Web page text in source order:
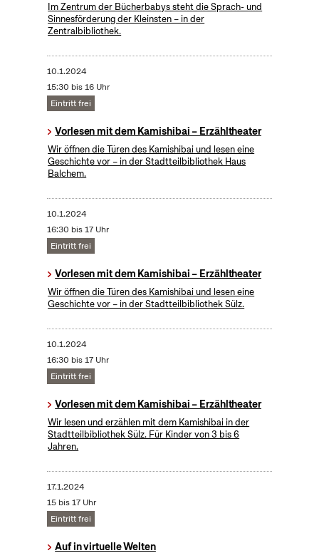
Im Zentrum der Bücherbabys steht die Sprach- und
Sinnesförderung der Kleinsten – in der
Zentralbibliothek.
10.1.2024
15:30 bis 16 Uhr
Eintritt frei
Vorlesen mit dem Kamishibai – Erzähltheater
Wir öffnen die Türen des Kamishibai und lesen eine
Geschichte vor – in der Stadtteilbibliothek Haus
Balchem.
10.1.2024
16:30 bis 17 Uhr
Eintritt frei
Vorlesen mit dem Kamishibai – Erzähltheater
Wir öffnen die Türen des Kamishibai und lesen eine
Geschichte vor – in der Stadtteilbibliothek Sülz.
10.1.2024
16:30 bis 17 Uhr
Eintritt frei
Vorlesen mit dem Kamishibai – Erzähltheater
Wir lesen und erzählen mit dem Kamishibai in der
Stadtteilbibliothek Sülz. Für Kinder von 3 bis 6
Jahren.
17.1.2024
15 bis 17 Uhr
Eintritt frei
Auf in virtuelle Welten